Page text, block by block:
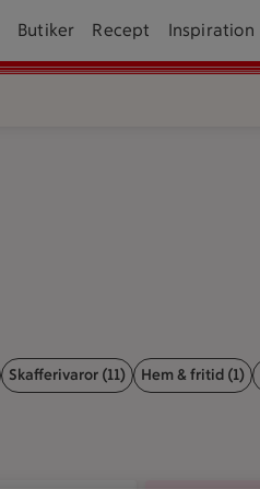
Butiker Recept Inspiration
Skafferivaror (11) Hem & fritid (1)